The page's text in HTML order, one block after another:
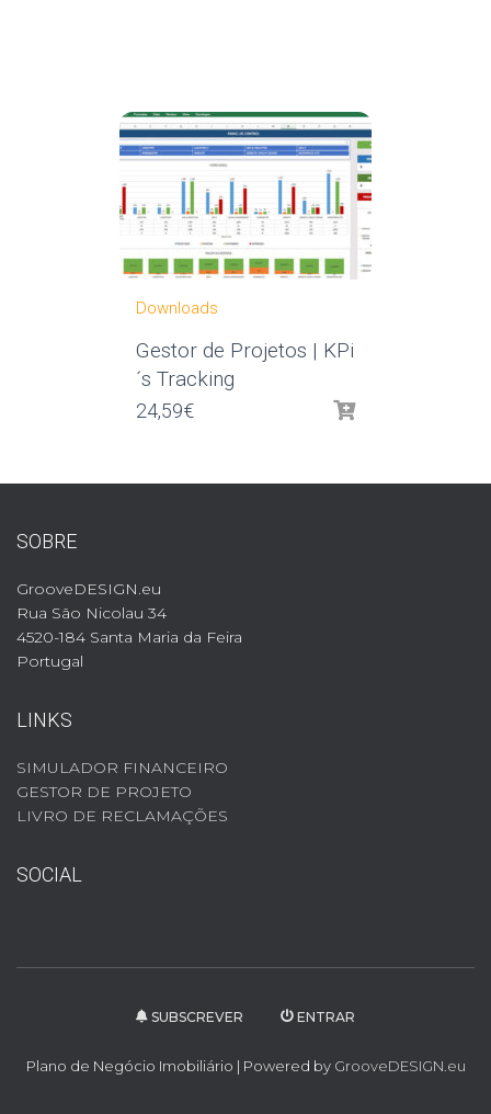
Downloads
Gestor de Projetos | KPi
´s Tracking
24,59€
SOBRE
GrooveDESIGN.eu
Rua São Nicolau 34
4520-184 Santa Maria da Feira
Portugal
LINKS
SIMULADOR FINANCEIRO
GESTOR DE PROJETO
LIVRO DE RECLAMAÇÕES
SOCIAL
SUBSCREVER ENTRAR
Plano de Negócio Imobiliário | Powered by GrooveDESIGN.eu